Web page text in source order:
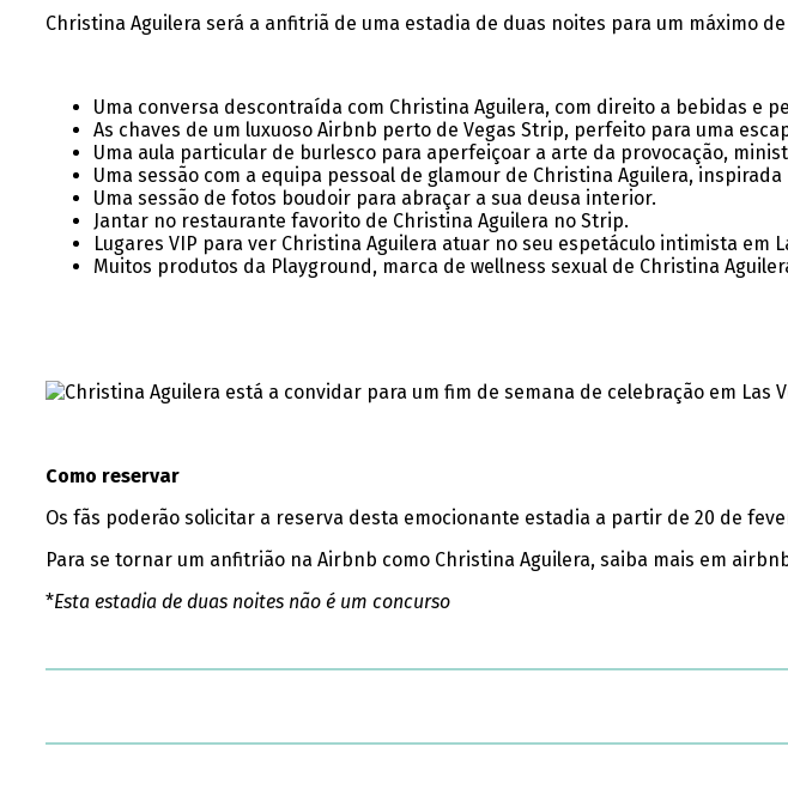
Christina Aguilera será a anfitriã de uma estadia de duas noites para um máximo
Uma conversa descontraída com Christina Aguilera, com direito a bebidas e
As chaves de um luxuoso Airbnb perto de Vegas Strip, perfeito para uma
Uma aula particular de burlesco para aperfeiçoar a arte da provocação,
Uma sessão com a equipa pessoal de glamour de Christina Aguilera,
Uma sessão de fotos boudoir para abraçar a sua deusa interior.
Jantar no restaurante favorito de Christina Aguilera no Strip.
Lugares VIP para ver Christina Aguilera atuar no seu espetáculo intimista em
Muitos produtos da Playground, marca de wellness sexual de Christina
Como reservar
Os fãs poderão solicitar a reserva desta emocionante estadia a partir de 20 de
Para se tornar um anfitrião na Airbnb como Christina Aguilera, saiba mais em
*Esta estadia de duas noites não é um concurso